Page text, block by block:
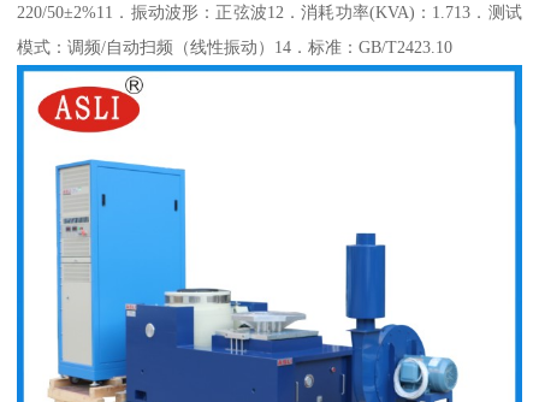
220/50±2%11．振动波形：正弦波12．消耗功率(KVA)：1.713．测试
模式：调频/自动扫频（线性振动）14．标准：GB/T2423.10